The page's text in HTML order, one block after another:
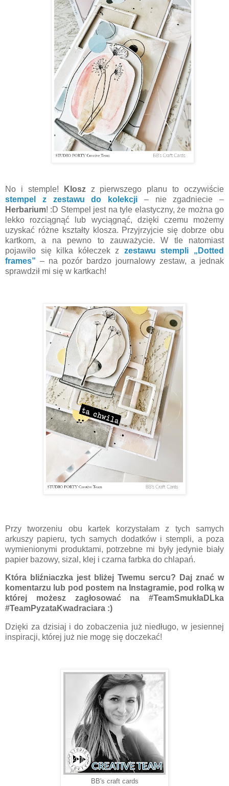
No i stemple! Klosz z pierwszego planu to oczywiście
stempel z zestawu do kolekcji – nie zgadniecie –
Herbarium! :D Stempel jest na tyle elastyczny, że można go
lekko rozciągnąć lub wyciągnąć, dzięki czemu możemy
uzyskać różne kształty klosza. Przyjrzyjcie się dobrze obu
kartkom, a na pewno to zauważycie. W tle natomiast
pojawiło się kilka kółeczek z zestawu stempli
„Dotted
frames” – na pozór bardzo journalowy zestaw, a jednak
sprawdził mi się w kartkach!
Przy tworzeniu obu kartek korzystałam z tych samych
arkuszy papieru, tych samych dodatków i stempli, a poza
wymienionymi produktami, potrzebne mi były jedynie biały
papier bazowy, sizal, klej i czarna farbka do chlapań.
Która bliźniaczka jest bliżej Twemu sercu?
Daj znać w
komentarzu lub pod postem na Instagramie, pod rolką w
której możesz zagłosować na #TeamSmukłaDLka
#TeamPyzataKwadraciara :)
Dzięki za dzisiaj i do zobaczenia już niedługo, w jesiennej
inspiracji, której już nie mogę się doczekać!
BB's craft cards